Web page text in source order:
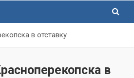
в отставку
в